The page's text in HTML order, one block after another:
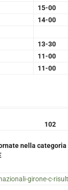
15-00
14-00
13-30
11-00
11-00
nella categoria
girone-c-